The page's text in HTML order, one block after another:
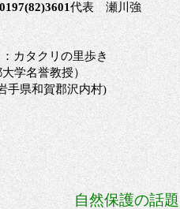
代表 瀬川強
カタクリの里歩き
学名誉教授）
手県和賀郡沢内村)
自然保護の話題